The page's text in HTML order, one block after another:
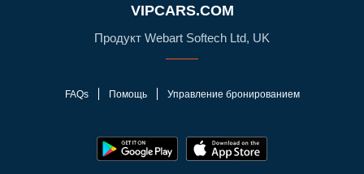
VIPCARS.COM
Продукт Webart Softech Ltd, UK
FAQs Помощь Управление бронированием